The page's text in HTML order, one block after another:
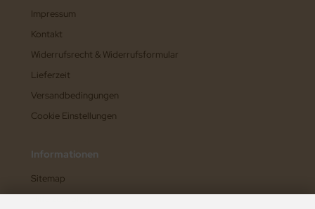
Impressum
Kontakt
Widerrufsrecht & Widerrufsformular
Lieferzeit
Versandbedingungen
Cookie Einstellungen
Informationen
Sitemap